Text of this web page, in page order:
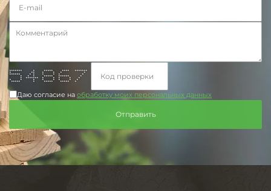
******* * ***** **** *******
* ** * * * *
****** * * * * * *
* * * ***** ****** *
* ******* * * * * *
* * * * * * * *
***** * ***** ***** *
Даю согласие на обработку моих персональных данных